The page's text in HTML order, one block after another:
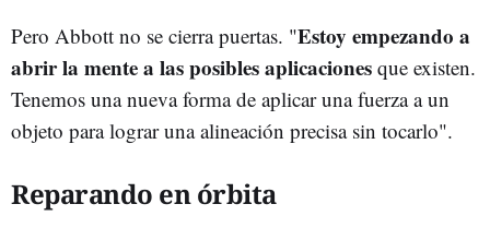
Pero Abbott no se cierra puertas. "Estoy empezando a
abrir la mente a las posibles aplicaciones que existen.
Tenemos una nueva forma de aplicar una fuerza a un
objeto para lograr una alineación precisa sin tocarlo".
Reparando en órbita